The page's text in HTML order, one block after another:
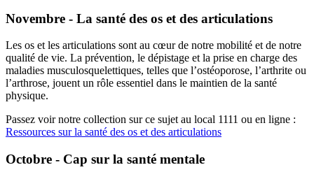
Novembre - La santé des os et des articulations
Les os et les articulations sont au cœur de notre mobilité et de notre
qualité de vie. La prévention, le dépistage et la prise en charge des
maladies musculosquelettiques, telles que l’ostéoporose, l’arthrite ou
l’arthrose, jouent un rôle essentiel dans le maintien de la santé
physique.
Passez voir notre collection sur ce sujet au local 1111 ou en ligne :
Ressources sur la santé des os et des articulations
Octobre - Cap sur la santé mentale